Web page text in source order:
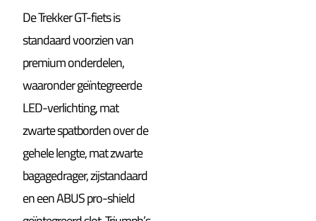
De Trekker GT-fiets is
standaard voorzien van
premium onderdelen,
waaronder geïntegreerde
LED-verlichting, mat
zwarte spatborden over de
gehele lengte, mat zwarte
bagagedrager, zijstandaard
en een ABUS pro-shield